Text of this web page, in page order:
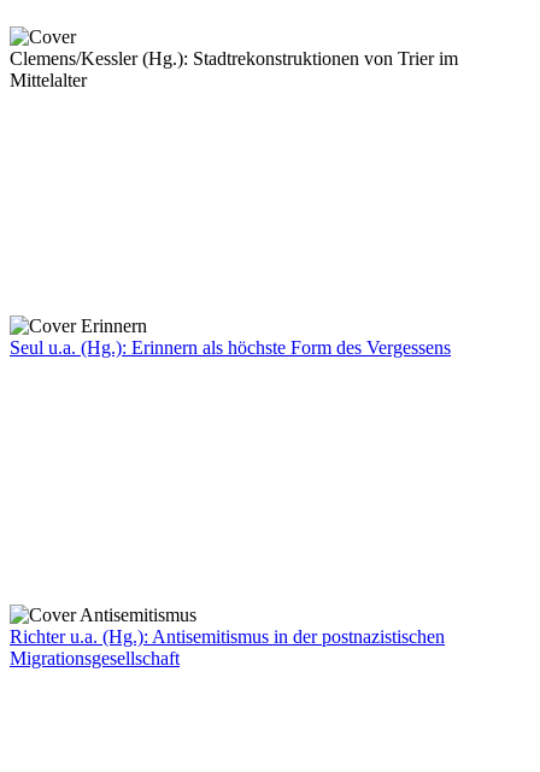
Clemens/Kessler (Hg.): Stadtrekonstruktionen von Trier im
Mittelalter
Seul u.a. (Hg.): Erinnern als höchste Form des Vergessens
Richter u.a. (Hg.): Antisemitismus in der postnazistischen
Migrationsgesellschaft